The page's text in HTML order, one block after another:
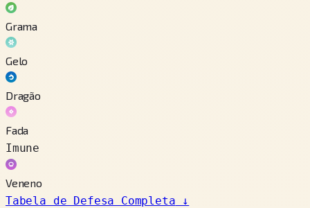
Grama
Gelo
Dragão
Fada
Imune
Veneno
Tabela de Defesa Completa ↓